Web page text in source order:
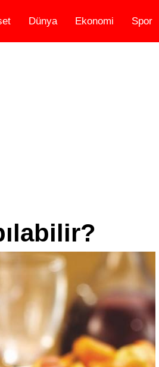
Dünya Ekonomi Spor